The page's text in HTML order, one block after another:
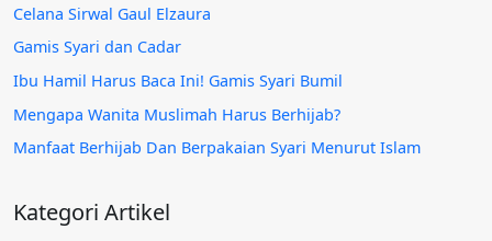
Celana Sirwal Gaul Elzaura
Gamis Syari dan Cadar
Ibu Hamil Harus Baca Ini! Gamis Syari Bumil
Mengapa Wanita Muslimah Harus Berhijab?
Manfaat Berhijab Dan Berpakaian Syari Menurut Islam
Kategori Artikel